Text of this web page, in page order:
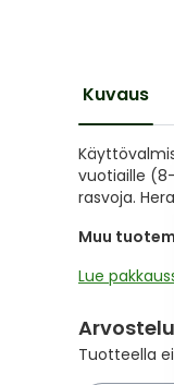
the
the
images
gallery
Kuvaus
vuotiaille
rasvoja.
Muu
Lue
Tuotteella